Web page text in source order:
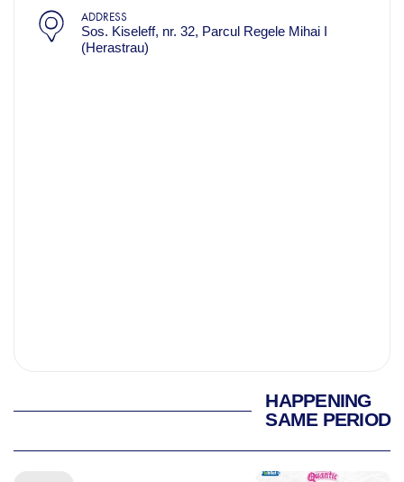
ADDRESS
Sos. Kiseleff, nr. 32, Parcul Regele Mihai I
(Herastrau)
HAPPENING
SAME PERIOD